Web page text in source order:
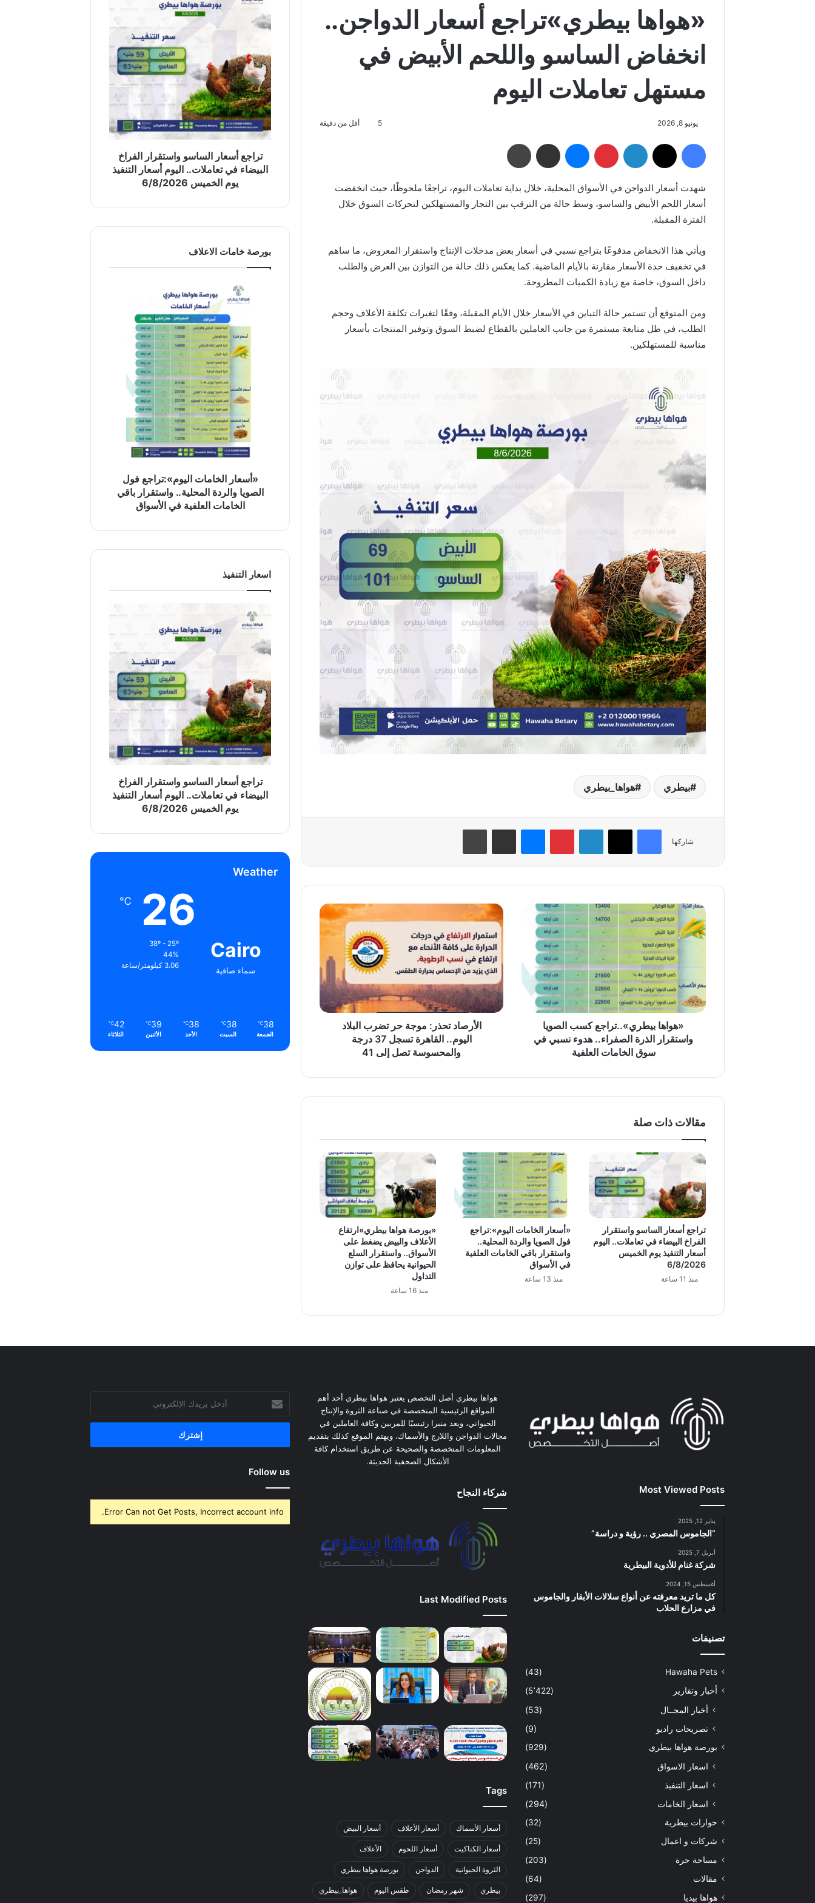
«هواها بيطري»تراجع أسعار الدواجن..
انخفاض الساسو واللحم الأبيض في
مستهل تعاملات اليوم
يونيو 8, 2026 5 أقل من دقيقة
فيسبوك لينكدإن بينتيريست ماسنجر مشاركة عبر البريد
شهدت أسعار الدواجن في الأسواق المحلية، خلال بداية تعاملات اليوم، تراجعًا ملحوظًا، حيث انخفضت
أسعار اللحم الأبيض والساسو، وسط حالة من الترقب بين التجار والمستهلكين لتحركات السوق خلال
الفترة المقبلة.
ويأتي هذا الانخفاض مدفوعًا بتراجع نسبي في أسعار بعض مدخلات الإنتاج واستقرار المعروض، ما ساهم
في تخفيف حدة الأسعار مقارنة بالأيام الماضية. كما يعكس ذلك حالة من التوازن بين العرض والطلب
داخل السوق، خاصة مع زيادة الكميات المطروحة.
ومن المتوقع أن تستمر حالة التباين في الأسعار خلال الأيام المقبلة، وفقًا لتغيرات تكلفة الأعلاف وحجم
الطلب، في ظل متابعة مستمرة من جانب العاملين بالقطاع لضبط السوق وتوفير المنتجات بأسعار
مناسبة للمستهلكين.
بيطري هواها_بيطري
شاركها
فيسبوك ‫X لينكدإن بينتيريستماسنجر مشاركة عبر البريد طباعة
«هواها
بيطري»..تراجع
كسب
الصفراء..
هدوء
نسبي
«هواها بيطري»..تراجع كسب الصويا
واستقرار الذرة الصفراء.. هدوء نسبي في
سوق الخامات العلفية
الأرصاد
تحذر:
موجة
حر
تضرب
البلاد
اليوم..
القاهرة
تسجل
الأرصاد تحذر: موجة حر تضرب البلاد
اليوم.. القاهرة تسجل 37 درجة
والمحسوسة تصل إلى 41
مقالات ذات صلة
تراجع أسعار الساسو واستقرار
الفراخ البيضاء في تعاملات.. اليوم
أسعار التنفيذ يوم الخميس
6/8/2026
منذ 11 ساعة
«أسعار الخامات اليوم»:تراجع
فول الصويا والردة المحلية..
واستقرار باقي الخامات العلفية
في الأسواق
منذ 13 ساعة
«بورصة هواها بيطري»ارتفاع
الأعلاف والبيض يضغط على
الأسواق.. واستقرار السلع
الحيوانية يحافظ على توازن
التداول
منذ 16 ساعة
تراجع أسعار الساسو واستقرار الفراخ
البيضاء في تعاملات.. اليوم أسعار التنفيذ
يوم الخميس 6/8/2026
بورصة خامات الاعلاف
«أسعار الخامات اليوم»:تراجع فول
الصويا والردة المحلية.. واستقرار باقي
الخامات العلفية في الأسواق
اسعار التنفيذ
تراجع أسعار الساسو واستقرار الفراخ
البيضاء في تعاملات.. اليوم أسعار التنفيذ
يوم الخميس 6/8/2026
Weather
Cairo
سماء صافية
26
℃
38º - 25º
44%
3.06 كيلومتر/ساعة
38
℃
الجمعة
38
℃
السبت
38
℃
الأحد
39
℃
الأثنين
42
℃
الثلاثاء
Most Viewed Posts
يناير 12, 2025
“الجاموس المصري .. رؤية و دراسة”
أبريل 7, 2025
شركة غنام للأدوية البيطرية
أغسطس 15, 2024
كل ما تريد معرفته عن أنواع سلالات الأبقار والجاموس
في مزارع الحلاب
تصنيفات
Hawaha Pets
(43)
أخبار وتقارير
(5٬422)
أخبار المجــال
(53)
تصريحات راديو
(9)
بورصة هواها بيطري (929)
اسعار الاسواق
(462)
اسعار التنفيذ
(171)
اسعار الخامات
(294)
حوارات بيطرية
(32)
شركات و اعمال
(25)
مساحة حرة
(203)
مقالات
(64)
هواها بيديا
(297)
هواها بيطري أصل التخصص يعتبر هواها بيطري أحد أهم
المواقع الرئيسية المتخصصة في صناعة الثروة والإنتاج
الحيواني، ويعد منبرا رئيسيًا للمربين وكافة العاملين في
مجالات الدواجن واللارج والأسماك، ويهتم الموقع كذلك بتقديم
المعلومات المتخصصة والصحيحة عن طريق استخدام كافة
الأشكال الصحفية الحديثة.
شركاء النجاح
Last Modified Posts
Tags
أسعار الأسماك أسعار الأعلاف أسعار البيض
أسعار الكتاكيت أسعار اللحوم الأعلاف
الثروة الحيوانية الدواجن بورصة هواها بيطري
بيطري شهر رمضان طقس اليوم هواها_بيطري
بريدك
الإلكتروني
Follow us
Error Can not Get Posts, Incorrect account info.